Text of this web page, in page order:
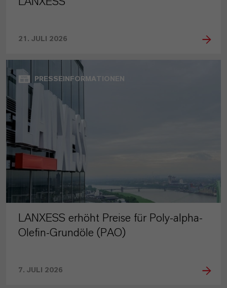
21. JULI 2026
PRESSEINFORMATIONEN
LANXESS erhöht Preise für Poly-alpha-
Olefin-Grundöle (PAO)
7. JULI 2026